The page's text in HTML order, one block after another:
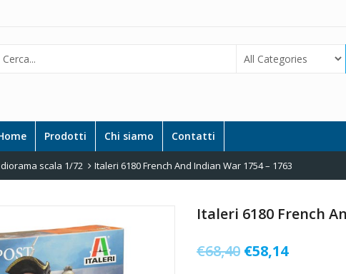
Prodotti Chi siamo Contatti
scala 1/72 Italeri 6180 French And Indian War 1754 – 1763
Italeri 6180 French
€68,40 Il
€58,14Il